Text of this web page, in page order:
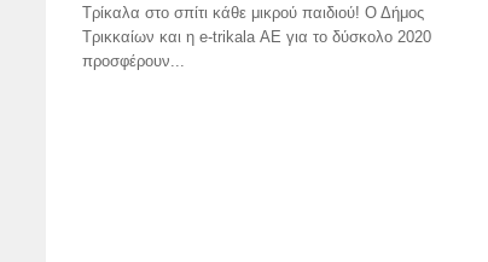
Τρίκαλα στο σπίτι κάθε μικρού παιδιού! Ο Δήμος
Τρικκαίων και η e-trikala ΑΕ για το δύσκολο 2020
προσφέρουν...